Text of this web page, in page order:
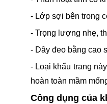
- Lớp sợi bên trong
- Trọng lượng nhẹ,
- Dây đeo bằng cao
- Loại khẩu trang
hoàn toàn mầm
Công dụng của